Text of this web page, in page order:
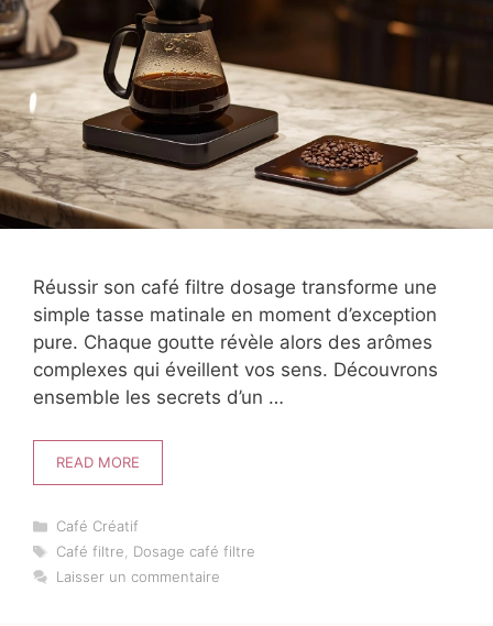
Réussir son café filtre dosage transforme une
simple tasse matinale en moment d’exception
pure. Chaque goutte révèle alors des arômes
complexes qui éveillent vos sens. Découvrons
ensemble les secrets d’un …
READ MORE
Catégories
Café Créatif
Étiquettes
Café filtre
Dosage café filtre
Laisser un commentaire